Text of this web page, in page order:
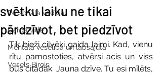
Personāla vadība
Darba vide
Mentālā veselība un labsajūta
Vesels Birojs
svētku laiku ne tikai
pārdzīvot, bet piedzīvot
Tik bieži cilvēki gaida laimi. Kad, vienu
rītu pamostoties, atvērsi acis un viss
būs citādāk. Jauna dzīve. Tu esi mīlēts,